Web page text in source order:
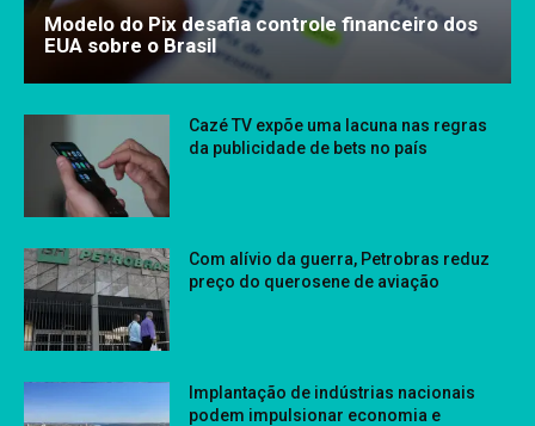
Modelo do Pix desafia controle financeiro dos
EUA sobre o Brasil
Cazé TV expõe uma lacuna nas regras
da publicidade de bets no país
Com alívio da guerra, Petrobras reduz
preço do querosene de aviação
Implantação de indústrias nacionais
podem impulsionar economia e